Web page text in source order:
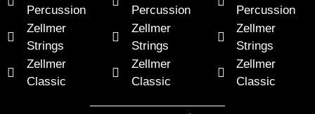
Percussion
Zellmer
Strings
Zellmer
Classic
Percussion
Zellmer
Strings
Zellmer
Classic
Percussion
Zellmer
Strings
Zellmer
Classic